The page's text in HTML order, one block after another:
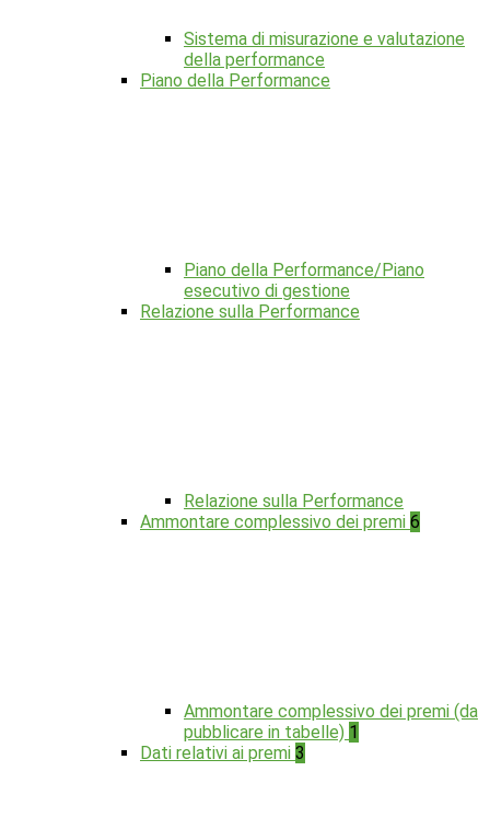
Sistema di misurazione e valutazione
della performance
Piano della Performance
Piano della Performance/Piano
esecutivo di gestione
Relazione sulla Performance
Relazione sulla Performance
Ammontare complessivo dei premi 6
Ammontare complessivo dei premi (da
pubblicare in tabelle) 1
Dati relativi ai premi 3